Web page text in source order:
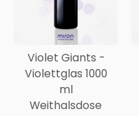
Violet Giants -
Violettglas 1000
ml
Weithalsdose